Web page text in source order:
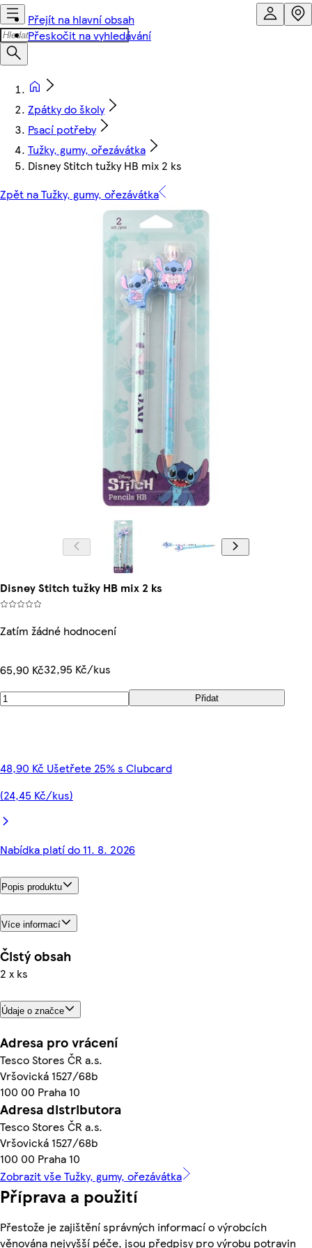
Přejít na hlavní obsah
Přeskočit na vyhledávání
Zpátky do školy
Psací potřeby
Tužky, gumy, ořezávátka
Disney Stitch tužky HB mix 2 ks
Zpět na Tužky, gumy, ořezávátka
Disney Stitch tužky HB mix 2 ks
Zatím žádné hodnocení
65,90 Kč32,95 Kč/kus
Přidat
48,90 Kč Ušetřete 25% s Clubcard
(24,45 Kč/kus)
Nabídka platí do 11. 8. 2026
Popis produktu
Více informací
Čistý obsah
2 x ks
Údaje o značce
Adresa pro vrácení
Tesco Stores ČR a.s.
Vršovická 1527/68b
100 00 Praha 10
Adresa distributora
Tesco Stores ČR a.s.
Vršovická 1527/68b
100 00 Praha 10
Zobrazit vše Tužky, gumy, ořezávátka
Příprava a použití
Přestože je zajištění správných informací o výrobcích
věnována nejvyšší péče, jsou předpisy pro výrobu potravin